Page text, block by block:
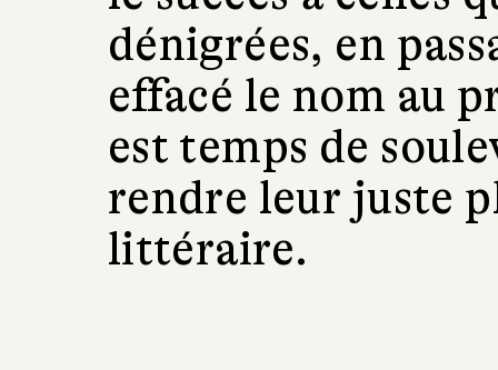
dénigrées, en
effacé le nom au
est temps de
rendre leur juste
littéraire.